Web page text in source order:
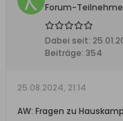
Forum-
Dabei seit:
Beiträge: 354
25.08.2024, 21:14
AW: Fragen zu